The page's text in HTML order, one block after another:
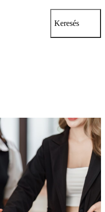
Keresés